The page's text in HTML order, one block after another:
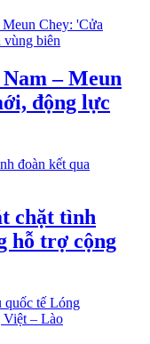
– Meun
động lực
chặt tình
hỗ trợ cộng